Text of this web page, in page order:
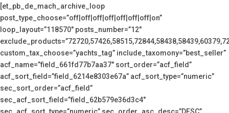
[et_pb_de_mach_archive_loop
post_type_choose=”off|off|off|off|off|off|off|on”
loop_layout=”118570″ posts_number=”12″
custom_tax_choose=”yachts_tag” include_taxomony=”best_seller”
acf_name=”field_661fd77b7aa37″ sort_order=”acf_field”
acf_sort_field=”field_6214e8303e67a” acf_sort_type=”numeric”
sec_sort_order=”acf_field”
sec_acf_sort_field=”field_62b579e36d3c4″
sec_acf_sort_type=”numeric” sec_order_asc_desc=”DESC”